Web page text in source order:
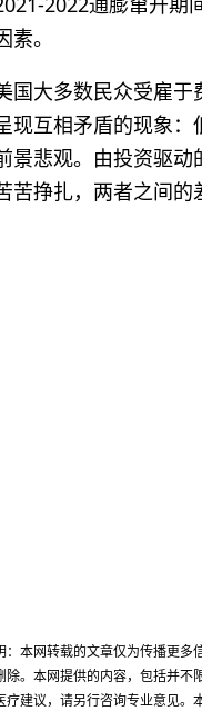
素。
国大多数民众受雇
现互相矛盾的现象
景悲观。由投资驱动
苦挣扎，两者之间的
：本网转载的文章仅为传播更多
除。本网提供的内容，包括并不
疗建议，请另行咨询专业意见